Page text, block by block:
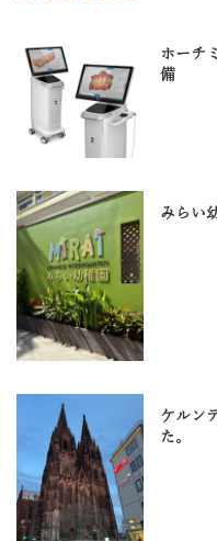
ホーチ
備
みらい
ケルン
た。